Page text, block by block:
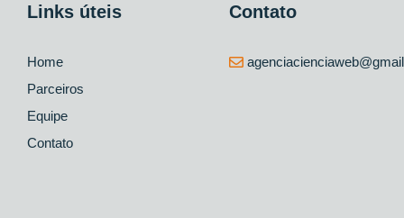
Links úteis
Home
Parceiros
Equipe
Contato
Contato